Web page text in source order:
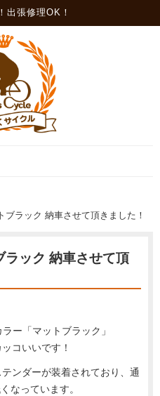
出張修理OK！
ブラック 納車させて頂きました！
ック 納車させて頂
ー「マットブラック」
コいいです！
ンダーが装着されており、通
なっています。